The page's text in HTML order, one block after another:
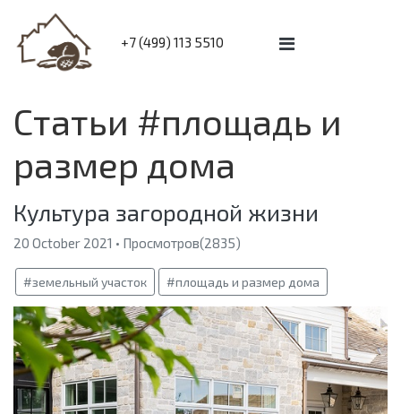
+7 (499) 113 5510
Статьи #площадь и
размер дома
Культура загородной жизни
20 October 2021 • Просмотров(2835)
#земельный участок #площадь и размер дома